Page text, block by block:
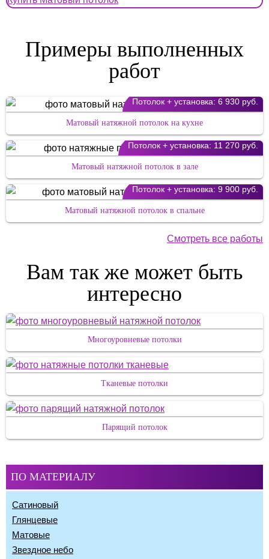
Примеры выполненных
работ
Потолок + установка: 6 930 руб.
Матовый натяжной потолок на кухне
Потолок + установка: 11 270 руб.
Матовый натяжной потолок в зале
Потолок + установка: 9 900 руб.
Матовый натяжной потолок в спальне
Смотреть все работы
Вам так же может быть
интересно
Многоуровневые потолки
Тканевые потолки
Парящий потолок
ПО МАТЕРИАЛУ
Сатиновый
Глянцевые
Матовые
Звездное небо